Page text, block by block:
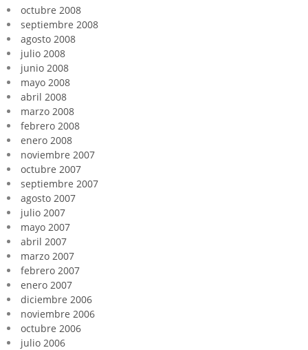
octubre 2008
septiembre 2008
agosto 2008
julio 2008
junio 2008
mayo 2008
abril 2008
marzo 2008
febrero 2008
enero 2008
noviembre 2007
octubre 2007
septiembre 2007
agosto 2007
julio 2007
mayo 2007
abril 2007
marzo 2007
febrero 2007
enero 2007
diciembre 2006
noviembre 2006
octubre 2006
julio 2006